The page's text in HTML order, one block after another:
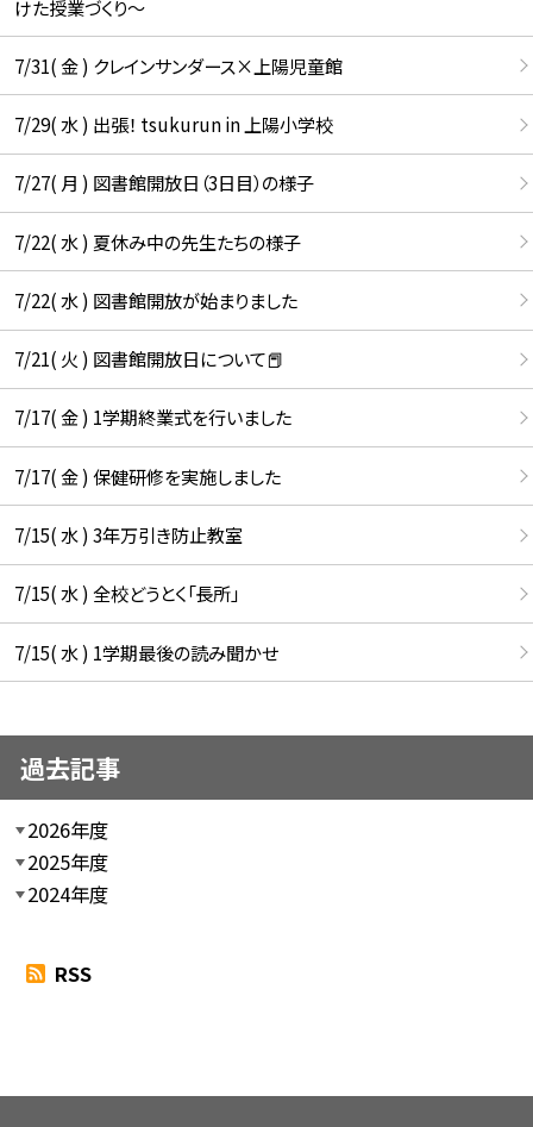
けた授業づくり～
7/31( 金 ) クレインサンダース×上陽児童館
7/29( 水 ) 出張！ tsukurun in 上陽小学校
7/27( 月 ) 図書館開放日（3日目）の様子
7/22( 水 ) 夏休み中の先生たちの様子
7/22( 水 ) 図書館開放が始まりました
7/21( 火 ) 図書館開放日について📕
7/17( 金 ) 1学期終業式を行いました
7/17( 金 ) 保健研修を実施しました
7/15( 水 ) 3年万引き防止教室
7/15( 水 ) 全校どうとく「長所」
7/15( 水 ) 1学期最後の読み聞かせ
過去記事
2026年度
2025年度
2024年度
RSS